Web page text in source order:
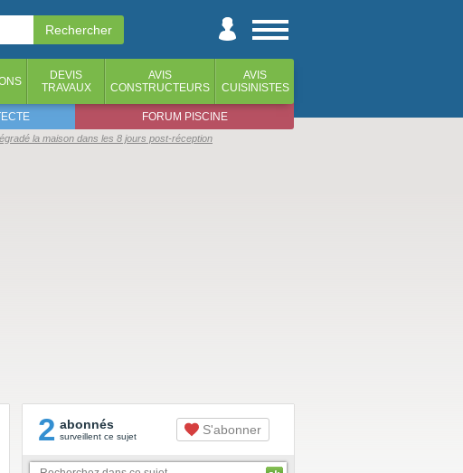
DEVIS
TRAVAUX
AVIS
CONSTRUCTEURS
AVIS
CUISINISTES
FORUM PISCINE
la maison dans les 8 jours post-réception
2 abonnés
surveillent ce sujet S'abonner